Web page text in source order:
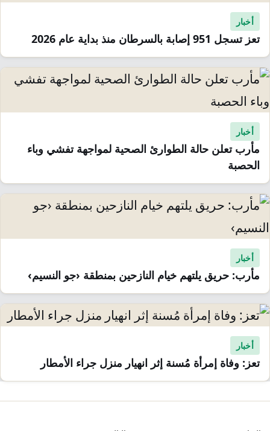
أخبار
تعز تسجل 951 إصابة بالسرطان منذ بداية عام 2026
أخبار
مأرب تعلن حالة الطوارئ الصحية لمواجهة تفشي وباء
الحصبة
أخبار
مأرب: حريق يلتهم خيام النازحين بمنطقة ‹جو النسيم›
أخبار
تعز: وفاة إمرأة مُسنة إثر انهيار منزل جراء الأمطار